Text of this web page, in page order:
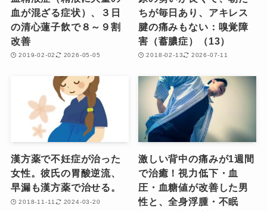
血が混ざる症状）、３日
の清心蓮子飲で８～９割
改善
2019-02-02 2026-05-05
ちが毎日あり、アキレス
腱の痛みもない：嗅覚障
害（蓄膿症）（13）
2018-02-13 2026-07-11
漢方薬で不妊症が治った
女性。彼氏の胃酸逆流、
早漏も漢方薬で治せる。
2018-11-11 2024-03-20
激しい背中の痛みが1週間
で治癒！視力低下・血
圧・血糖値が改善した男
性と、全身浮腫・不眠